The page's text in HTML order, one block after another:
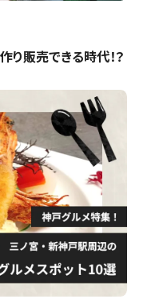
り販売できる時代！？